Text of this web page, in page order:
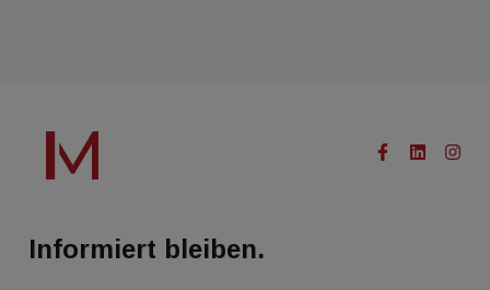
Informiert bleiben.